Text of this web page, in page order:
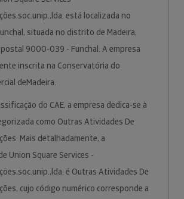
está localizada no
situada no distrito de Madeira,
9000-039 - Funchal. A empresa
inscrita na Conservatória do
deMadeira.
do CAE, a empresa dedica-se à
como Outras Atividades De
Mais detalhadamente, a
Union Square Services -
é Outras Atividades De
cujo código numérico corresponde a